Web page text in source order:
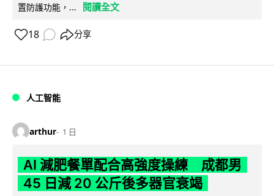
置防護功能，...
閱讀全文
18 分享
人工智能
arthur 1 日
AI 減肥餐單配合高強度操練 成都男
45 日減 20 公斤後多器官衰竭